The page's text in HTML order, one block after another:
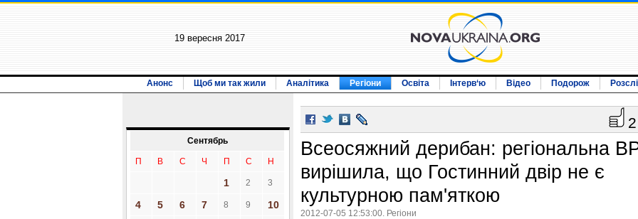
19 вересня 2017
Анонс Щоб ми так жили Аналітика Регіони Освіта Інтерв‘ю Відео Подорож
Сентябрь
П В С Ч П С Н
1 2 3
4 5 6 7 8 9
10
2
Всеосяжний дерибан: регіональна
вирішила, що Гостинний двір не є
культурною пам'яткою
2012-07-05 12:53:00. Регіони